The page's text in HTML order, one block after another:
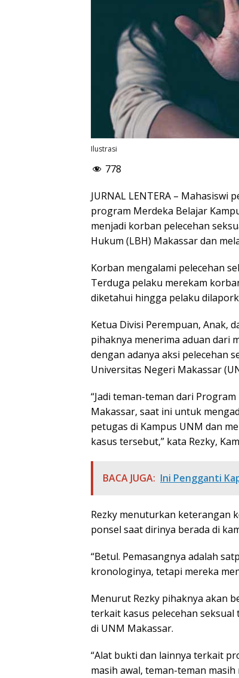
Ilustrasi
778
JURNAL LENTERA –
program Merdeka Belajar
menjadi korban pelecehan
Hukum (LBH) Makassar dan
Korban mengalami pelecehan
Terduga pelaku merekam
diketahui hingga pelaku
Ketua Divisi Perempuan, Anak,
pihaknya menerima aduan dari
dengan adanya aksi pelecehan
Universitas Negeri Makassar
“Jadi teman-teman dari
Makassar, saat ini untuk
petugas di Kampus UNM dan
kasus tersebut,” kata Rezky,
BACA JUGA: Ini Pengganti
Rezky menuturkan keterangan
ponsel saat dirinya berada di
“Betul. Pemasangnya adalah
kronologinya, tetapi mereka
Menurut Rezky pihaknya akan
terkait kasus pelecehan
di UNM Makassar.
“Alat bukti dan lainnya terkait
masih awal, teman-teman